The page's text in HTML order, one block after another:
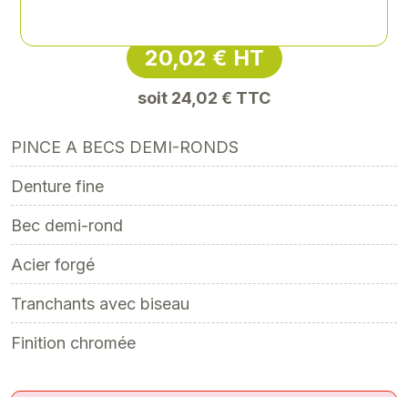
20,02 € HT
soit 24,02 € TTC
PINCE A BECS DEMI-RONDS
Denture fine
Bec demi-rond
Acier forgé
Tranchants avec biseau
Finition chromée